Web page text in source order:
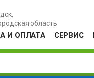
область
И ОПЛАТА СЕРВИС